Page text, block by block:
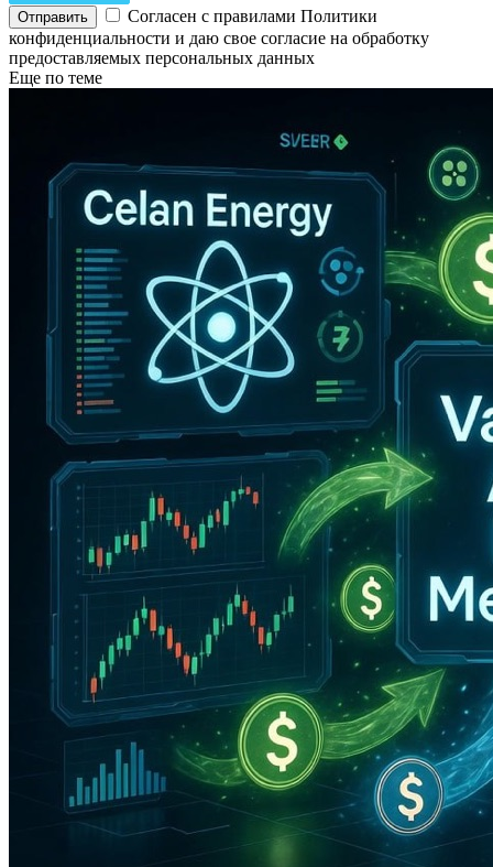
Согласен с правилами Политики
конфиденциальности и даю свое согласие на обработку
предоставляемых персональных данных
Еще по теме